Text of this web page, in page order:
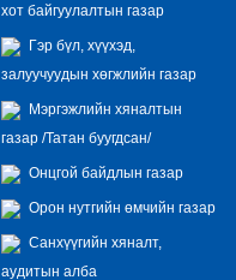
хот байгуулалтын газар
Гэр бүл, хүүхэд,
залуучуудын хөгжлийн газар
Мэргэжлийн хяналтын
газар /Татан буугдсан/
Онцгой байдлын газар
Орон нутгийн өмчийн газар
Санхүүгийн хяналт,
аудитын алба